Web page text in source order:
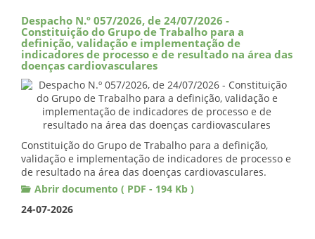
Despacho N.º 057/2026, de 24/07/2026 -
Constituição do Grupo de Trabalho para a
definição, validação e implementação de
indicadores de processo e de resultado na área das
doenças cardiovasculares
Constituição do Grupo de Trabalho para a definição,
validação e implementação de indicadores de processo e
de resultado na área das doenças cardiovasculares.
Abrir documento ( PDF - 194 Kb )
24-07-2026